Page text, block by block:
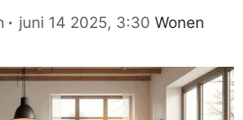
juni 14 2025, 3:30 Categorieën
Wonen